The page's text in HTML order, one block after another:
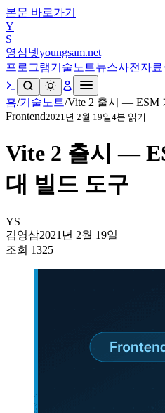
본문 바로가기
Y
S
영삼넷youngsam.net
프로그램기술노트뉴스사전 자료
홈/기술노트/Vite 2 출시 — ESM
Frontend2021년 2월 19일4분 읽기
Vite 2 출시 —
대 빌드 도구
YS
김영삼2021년 2월 19일
조회 1325